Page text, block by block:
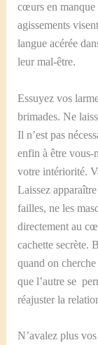
cœurs en manque
agissements
langue acérée
leur mal-être.
Essuyez vos
brimades. Ne
Il n’est pas
enfin à être vous-
votre intériorité.
Laissez
failles, ne les
directement au
cachette secrète.
quand on
que l’autre se
réajuster la
N’avalez plus